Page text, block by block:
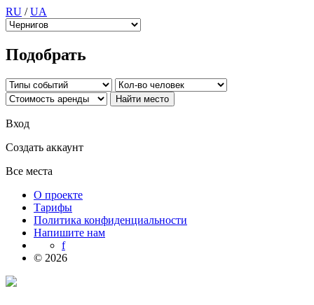
RU /UA
Подобрать
Вход
Создать аккаунт
Все места
О проекте
Тарифы
Политика конфиденциальности
Напишите нам
f
© 2026